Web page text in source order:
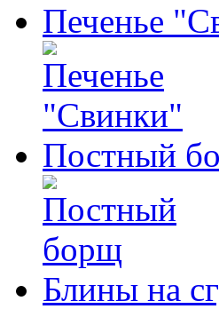
Печенье
Постный
Блины на